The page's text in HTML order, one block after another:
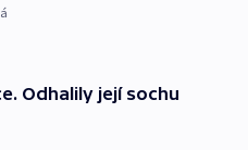
Odhalily její sochu